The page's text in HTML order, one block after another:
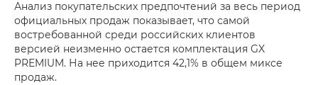
Анализ покупательских предпочтений за весь период
официальных продаж показывает, что самой
востребованной среди российских клиентов
версией неизменно остается комплектация GX
PREMIUM. На нее приходится 42,1% в общем миксе
продаж.